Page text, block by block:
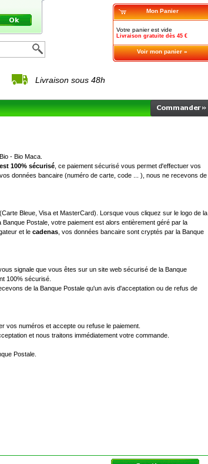
Mon Panier
Votre panier est vide
Livraison gratuite dès 45 €
Voir mon panier »
Livraison sous 48h
- Bio Maca.
100% sécurisé , ce paiement sécurisé vous permet d'effectuer vos
données bancaire (numéro de carte, code ... ), nous ne recevons de
Bleue, Visa et MasterCard). Lorsque vous cliquez sur le logo de la
Postale, votre paiement est alors entièrement géré par la
et le cadenas , vos données bancaire sont cryptés par la Banque
signale que vous êtes sur un site web sécurisé de la Banque
100% sécurisé.
de la Banque Postale qu'un avis d'acceptation ou de refus de
vos numéros et accepte ou refuse le paiement.
et nous traitons immédiatement votre commande.
Postale.